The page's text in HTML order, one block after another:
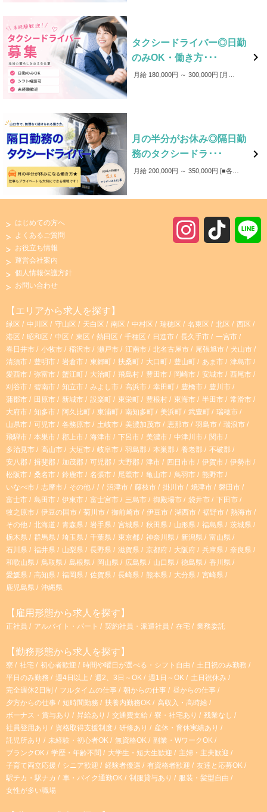
タクシードライバー◎日勤
のみOK・働き方･･･
月給 180,000円 ～ 300,000円 月給180,000円～300,000円以上 ・各種手当 ・賞与年３回 ＜年収例＞ ■入社2年目（54歳：男性） 年収700万円 月平均月収58万5千円 勤務：19時～翌7時（日月公休） 前職：他社タクシー会社 ■入社1年目（29歳：男性） 年収380万円 月平均月収30万円 勤務：8時～翌2時（公休日：月4日～5日） 前職：建設現場作業員 ■入社15年目（53歳：男性） 年収450万円 月平均月収37万円 勤務：17～翌2時 夜専門（公休月8日） 前職：他社タクシー会社

月の半分がお休み◎隔日勤
務のタクシードラ･･･
月給 200,000円 ～ 350,000円 ■各種手当 ・家族手当（～1,000円／月） ・皆勤手当（～6,000円／月） ・無事故手当（～10,000円／月） ・愛車手当 ■賞与あり ✨入社後4カ月間は保証給制度あり！（最大25万円）

a
g
r
a
m
o
k
はじめての方へ
よくあるご質問
お役立ち情報
運営会社案内
個人情報保護方針
お問い合わせ
【エリアから求人を探す】
緑区 中川区 守山区 天白区 南区 中村区 瑞穂区 名東区 北区
西区
港区
昭和区 中区 東区 熱田区 千種区 日進市 長久手市
一宮市
春日井市
小牧市 稲沢市 瀬戸市 江南市 北名古屋市 尾張旭市
犬山市
清須市
豊明市 岩倉市 東郷町 扶桑町 大口町 豊山町 あま市
津島市
愛西市
弥富市 蟹江町 大治町 飛島村 豊田市 岡崎市 安城市
西尾市
刈谷市
碧南市 知立市 みよし市 高浜市 幸田町 豊橋市
豊川市
蒲郡市
田原市 新城市 設楽町 東栄町 豊根村 東海市 半田市
常滑市
大府市
知多市 阿久比町 東浦町 南知多町 美浜町 武豊町
瑞穂市
山県市
可児市 各務原市 土岐市 美濃加茂市 恵那市 羽島市
瑞浪市
飛騨市
本巣市 郡上市 海津市 下呂市 美濃市 中津川市
関市
多治見市
高山市 大垣市 岐阜市 羽島郡 本巣郡 養老郡
不破郡
安八郡
揖斐郡 加茂郡 可児郡 大野郡 津市 四日市市 伊賀市
伊勢市
松阪市
桑名市 鈴鹿市 名張市 尾鷲市 亀山市 鳥羽市
熊野市
いなべ市
志摩市 その他 沼津市 藤枝市 掛川市 焼津市
磐田市
富士市
島田市 伊東市 富士宮市 三島市 御殿場市 袋井市
下田市
牧之原市
伊豆の国市 菊川市 御前崎市 伊豆市 湖西市 裾野市
熱海市
その他
北海道 青森県 岩手県 宮城県 秋田県 山形県 福島県
茨城県
栃木県
群馬県 埼玉県 千葉県 東京都 神奈川県 新潟県
富山県
石川県
福井県 山梨県 長野県 滋賀県 京都府 大阪府 兵庫県
奈良県
和歌山県
鳥取県 島根県 岡山県 広島県 山口県 徳島県
香川県
愛媛県
高知県 福岡県 佐賀県 長崎県 熊本県 大分県
宮崎県
鹿児島県
沖縄県
【雇用形態から求人を探す】
正社員 アルバイト・パート 契約社員・派遣社員 在宅 業務委託
【勤務形態から求人を探す】
寮 社宅 初心者歓迎 時間や曜日が選べる・シフト自由
土日祝のみ勤務
平日のみ勤務
週4日以上 週2、3日～OK 週1日～OK
土日祝休み
完全週休2日制
フルタイムの仕事 朝からの仕事
昼からの仕事
夕方からの仕事
短時間勤務 扶養内勤務OK
高収入・高時給
ボーナス・賞与あり
昇給あり 交通費支給 寮・社宅あり
残業なし
社員登用あり
資格取得支援制度 研修あり
産休・育休実績あり
託児所あり
未経験・初心者OK 無資格OK
副業・WワークOK
ブランクOK
学歴・年齢不問 大学生・短大生歓迎
主婦・主夫歓迎
子育て両立応援
シニア歓迎 経験者優遇 有資格者歓迎
友達と応募OK
駅チカ・駅ナカ
車・バイク通勤OK 制服貸与あり
服装・髪型自由
女性が多い職場